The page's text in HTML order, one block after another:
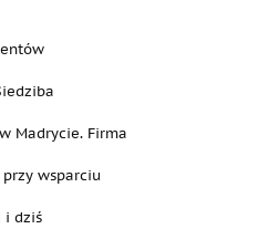
Madrycie. Firma
przy wsparciu
i dziś